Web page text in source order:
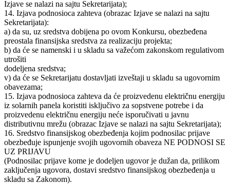
Izjave se nalazi na sajtu Sekretarijata);
14. Izjava podnosioca zahteva (obrazac Izjave se nalazi na sajtu
Sekretarijata):
a) da su, uz sredstva dobijena po ovom Konkursu, obezbeđena
preostala finansijska sredstva za realizaciju projekta;
b) da će se namenski i u skladu sa važećom zakonskom regulativom
utrošiti
dodeljena sredstva;
v) da će se Sekretarijatu dostavljati izveštaji u skladu sa ugovornim
obavezama;
15. Izjava podnosioca zahteva da će proizvedenu električnu energiju
iz solarnih panela koristiti isključivo za sopstvene potrebe i da
proizvedenu električnu energiju neće isporučivati u javnu
distributivnu mrežu (obrazac Izjave se nalazi na sajtu Sekretarijata);
16. Sredstvo finansijskog obezbeđenja kojim podnosilac prijave
obezbeđuje ispunjenje svojih ugovornih obaveza NE PODNOSI SE
UZ PRIJAVU
(Podnosilac prijave kome je dodeljen ugovor je dužan da, prilikom
zaključenja ugovora, dostavi sredstvo finansijskog obezbeđenja u
skladu sa Zakonom).